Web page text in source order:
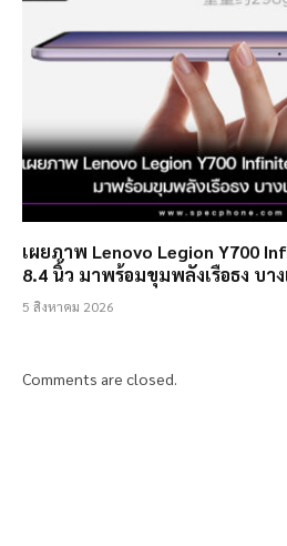
เผยภาพ Lenovo Legion Y700
8.4 นิ้ว มาพร้อมขุมพลังเรือธง บา
5 สิงหาคม 2026
Comments are closed.